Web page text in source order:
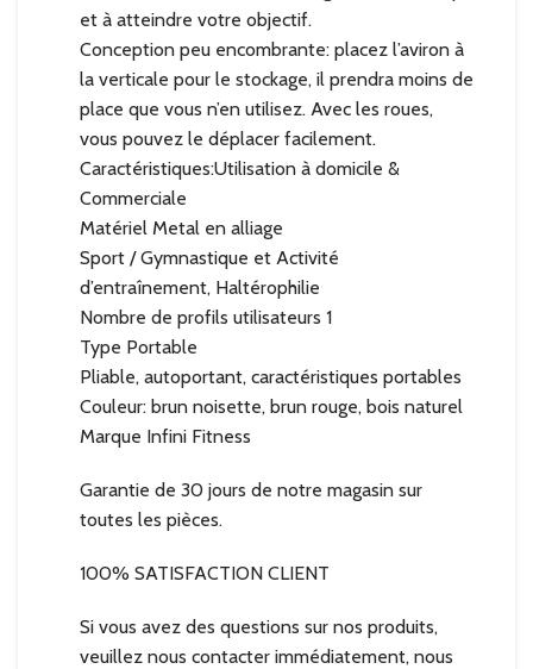
et à atteindre votre objectif.
Conception peu encombrante: placez l’aviron à
la verticale pour le stockage, il prendra moins de
place que vous n’en utilisez. Avec les roues,
vous pouvez le déplacer facilement.
Caractéristiques:Utilisation à domicile &
Commerciale
Matériel Metal en alliage
Sport / Gymnastique et Activité
d’entraînement, Haltérophilie
Nombre de profils utilisateurs 1
Type Portable
Pliable, autoportant, caractéristiques portables
Couleur: brun noisette, brun rouge, bois naturel
Marque Infini Fitness
Garantie de 30 jours de notre magasin sur
toutes les pièces.
100% SATISFACTION CLIENT
Si vous avez des questions sur nos produits,
veuillez nous contacter immédiatement, nous